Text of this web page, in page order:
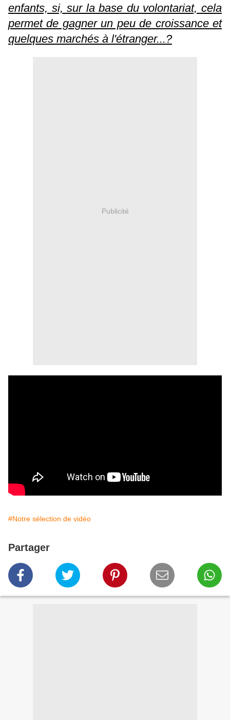
enfants, si, sur la base du volontariat, cela
permet de gagner un peu de croissance et
quelques marchés à l'étranger...?
Publicité
#Notre sélection de vidéo
Partager